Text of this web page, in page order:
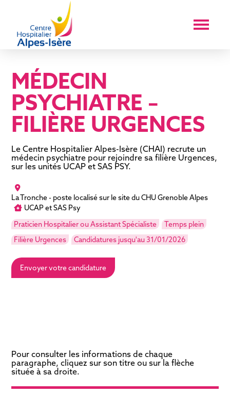
MÉDECIN
PSYCHIATRE –
FILIÈRE URGENCES
Le Centre Hospitalier Alpes-Isère (CHAI) recrute un
médecin psychiatre pour rejoindre sa filière Urgences,
sur les unités UCAP et SAS PSY.
La Tronche - poste localisé sur le site du CHU Grenoble Alpes
UCAP et SAS Psy
Praticien Hospitalier ou Assistant Spécialiste
Temps plein
Filière Urgences
Candidatures jusqu'au 31/01/2026
Envoyer votre candidature
Pour consulter les informations de chaque
paragraphe, cliquez sur son titre ou sur la flèche
située à sa droite.